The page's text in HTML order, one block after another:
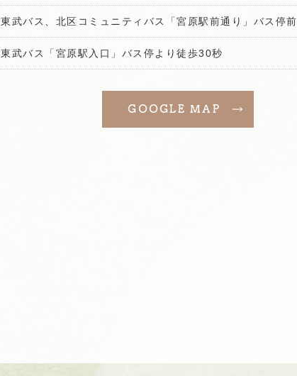
東武バス、北区コミュニティバス「宮原駅前通り」バス停前
東武バス「宮原駅入口」バス停より徒歩30秒
GOOGLE MAP